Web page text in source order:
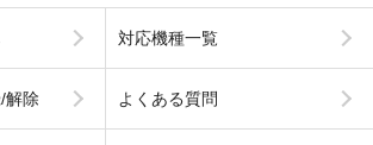
対応機種一覧
解除 よくある質問